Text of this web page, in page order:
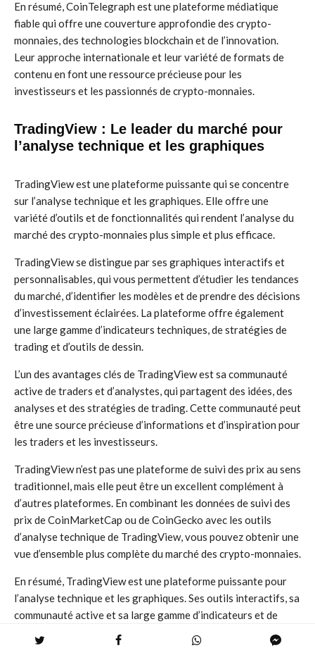
En résumé, CoinTelegraph est une plateforme médiatique
fiable qui offre une couverture approfondie des crypto-
monnaies, des technologies blockchain et de l’innovation.
Leur approche internationale et leur variété de formats de
contenu en font une ressource précieuse pour les
investisseurs et les passionnés de crypto-monnaies.
TradingView : Le leader du marché pour
l’analyse technique et les graphiques
TradingView est une plateforme puissante qui se concentre
sur l’analyse technique et les graphiques. Elle offre une
variété d’outils et de fonctionnalités qui rendent l’analyse du
marché des crypto-monnaies plus simple et plus efficace.
TradingView se distingue par ses graphiques interactifs et
personnalisables, qui vous permettent d’étudier les tendances
du marché, d’identifier les modèles et de prendre des décisions
d’investissement éclairées. La plateforme offre également
une large gamme d’indicateurs techniques, de stratégies de
trading et d’outils de dessin.
L’un des avantages clés de TradingView est sa communauté
active de traders et d’analystes, qui partagent des idées, des
analyses et des stratégies de trading. Cette communauté peut
être une source précieuse d’informations et d’inspiration pour
les traders et les investisseurs.
TradingView n’est pas une plateforme de suivi des prix au sens
traditionnel, mais elle peut être un excellent complément à
d’autres plateformes. En combinant les données de suivi des
prix de CoinMarketCap ou de CoinGecko avec les outils
d’analyse technique de TradingView, vous pouvez obtenir une
vue d’ensemble plus complète du marché des crypto-monnaies.
En résumé, TradingView est une plateforme puissante pour
l’analyse technique et les graphiques. Ses outils interactifs, sa
communauté active et sa large gamme d’indicateurs et de
stratégies en font une ressource précieuse pour les traders et
les investisseurs en crypto-monnaies.